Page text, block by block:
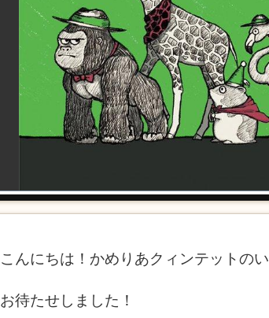
こんにちは！かめりあクィンテットのい
お待たせしました！